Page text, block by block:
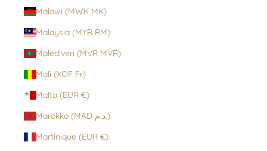
Malawi (MWK MK)
Malaysia (MYR RM)
Malediven (MVR MVR)
Mali (XOF Fr)
Malta (EUR €)
Marokko (MAD د.م.)
Martinique (EUR €)